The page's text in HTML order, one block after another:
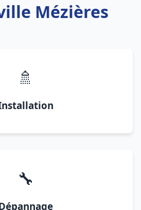
Mézières
🚿
🔧